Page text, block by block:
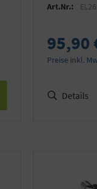
Art.Nr.:
95,90
Preise inkl.
Details